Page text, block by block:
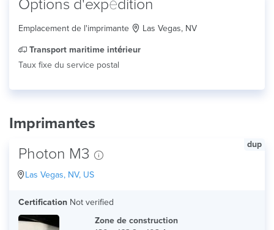
Options d'expédition
Emplacement de l'imprimante Las Vegas, NV
Transport maritime intérieur
Taux fixe du service postal
Imprimantes
dup
Photon M3
Las Vegas, NV, US
Certification Not verified
Zone de construction